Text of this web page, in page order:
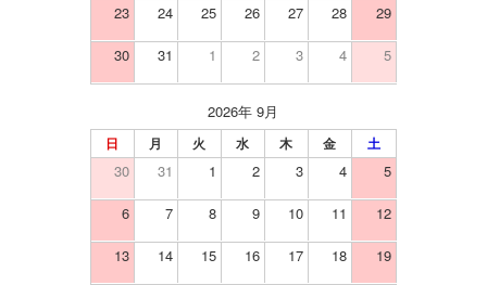
23 24 25 26 27 28 29
30 31 1 2 3 4 5
2026年 9月
日 月 火 水 木 金 土
30 31 1 2 3 4 5
6 7 8 9 10 11 12
13 14 15 16 17 18 19